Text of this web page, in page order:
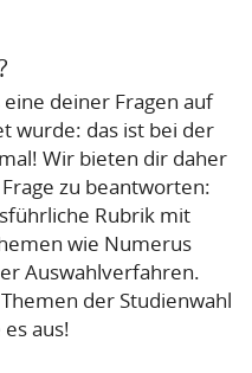
eine deiner Fragen auf
wurde: das ist bei der
Wir bieten dir daher
zu beantworten:
Rubrik mit
wie Numerus
Auswahlverfahren.
der Studienwahl
aus!